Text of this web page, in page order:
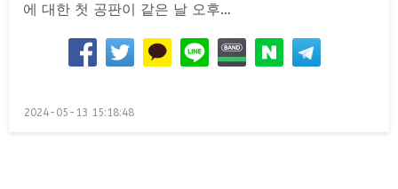
에 대한 첫 공판이 같은 날 오후…
Posted
2024-05-13 15:18:48